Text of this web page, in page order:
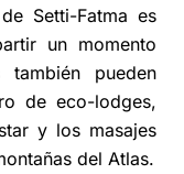
Setti-Fatma es
un momento
también pueden
de eco-lodges,
y los masajes
del Atlas.